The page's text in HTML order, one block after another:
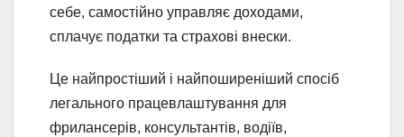
себе, самостійно управляє доходами,
сплачує податки та страхові внески.
Це найпростіший і найпоширеніший спосіб
легального працевлаштування для
фрилансерів, консультантів, водіїв,